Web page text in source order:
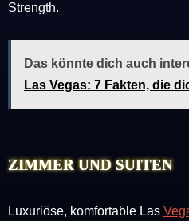
Strength.
Das könnte dich auch
Las Vegas: 7 Fakten, die
ZIMMER UND SUITEN
Luxuriöse, komfortable Las